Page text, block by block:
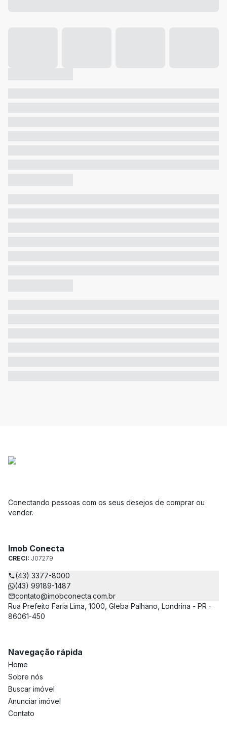
Conectando pessoas com os seus desejos de comprar ou
vender.
Imob Conecta
CRECI: J07279
(43) 3377-8000
(43) 99189-1487
contato@imobconecta.com.br
Rua Prefeito Faria Lima, 1000, Gleba Palhano, Londrina - PR -
86061-450
Navegação rápida
Home
Sobre nós
Buscar imóvel
Anunciar imóvel
Contato